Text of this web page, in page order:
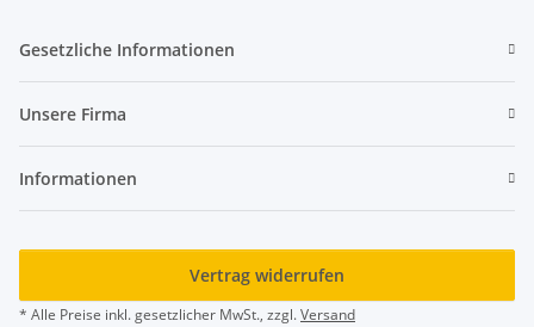
Gesetzliche Informationen
Unsere Firma
Informationen
Vertrag widerrufen
* Alle Preise inkl. gesetzlicher MwSt., zzgl.Versand